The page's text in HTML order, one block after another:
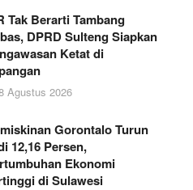
Tak Berarti Tambang
DPRD Sulteng Siapkan
Ketat di
Agustus 2026
Gorontalo Turun
12,16 Persen,
Ekonomi
di Sulawesi